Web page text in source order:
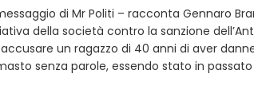
di Mr Politi – racconta Gennaro
della società contro la sanzione
un ragazzo di 40 anni di aver
senza parole, essendo stato in